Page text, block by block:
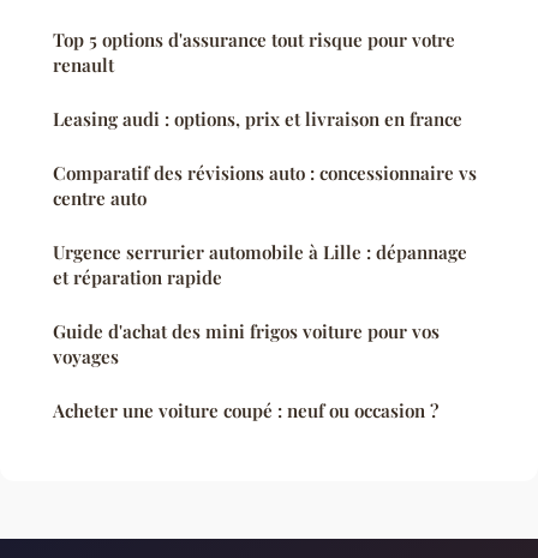
Top 5 options d'assurance tout risque pour votre
renault
Leasing audi : options, prix et livraison en france
Comparatif des révisions auto : concessionnaire vs
centre auto
Urgence serrurier automobile à Lille : dépannage
et réparation rapide
Guide d'achat des mini frigos voiture pour vos
voyages
Acheter une voiture coupé : neuf ou occasion ?